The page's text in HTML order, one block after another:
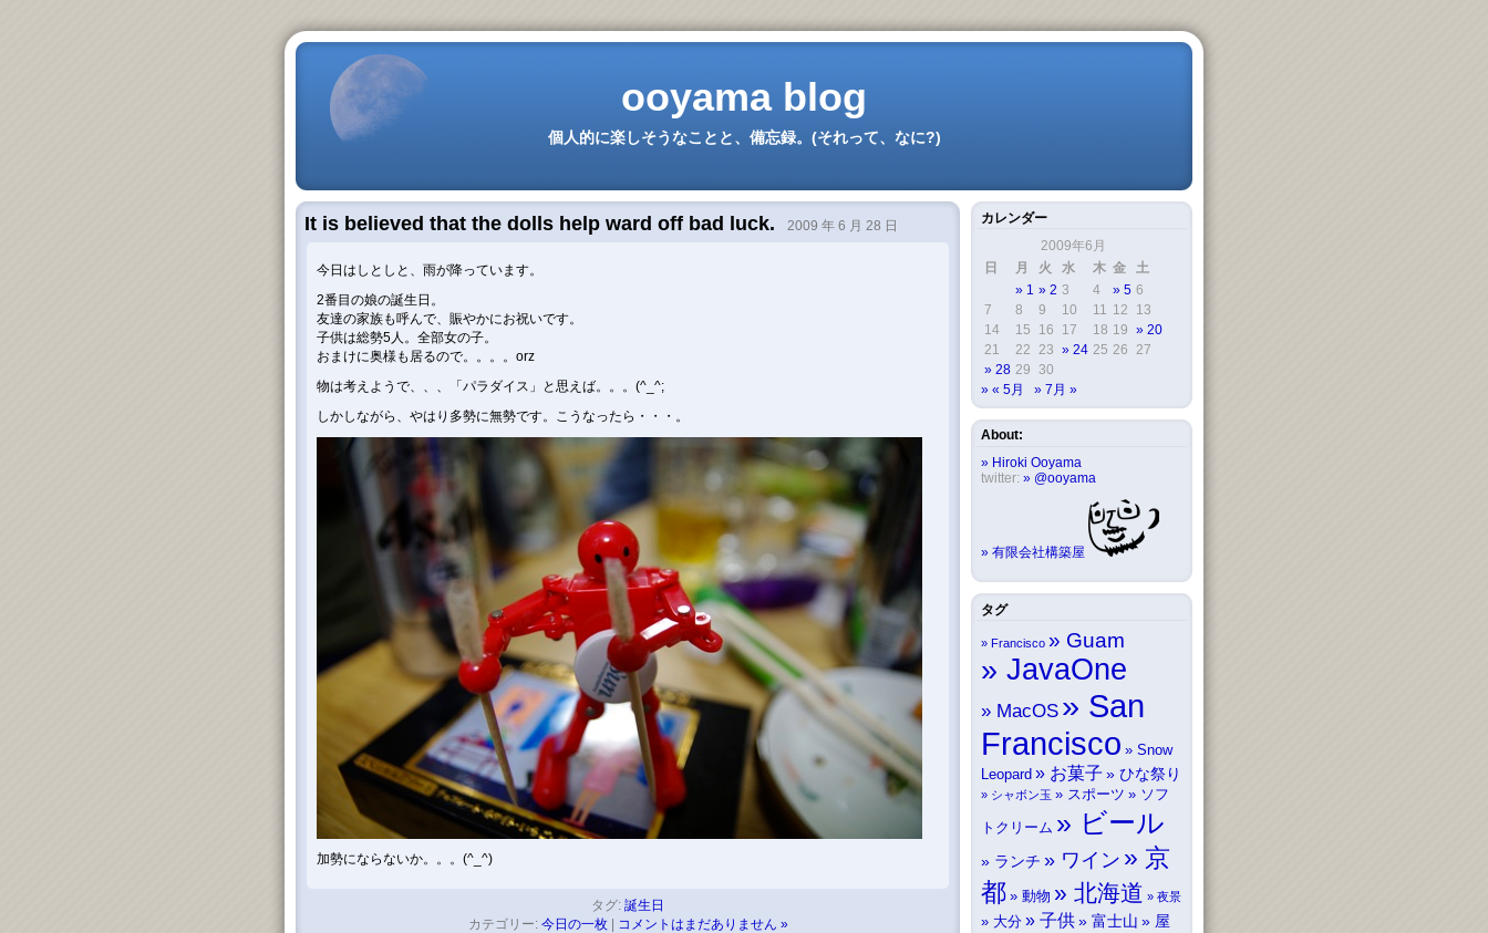
ooyama blog
個人的に楽しそうなことと、備忘録。(それって、なに?)
It is believed that the dolls help ward off bad luck. 2009 年 6 月 28 日
今日はしとしと、雨が降っています。
2番目の娘の誕生日。
友達の家族も呼んで、賑やかにお祝いです。
子供は総勢5人。全部女の子。
おまけに奥様も居るので。。。。orz
物は考えようで、、、「パラダイス」と思えば。。。(^_^;
しかしながら、やはり多勢に無勢です。こうなったら・・・。
加勢にならないか。。。(^_^)
タグ: 誕生日
カテゴリー: 今日の一枚| コメントはまだありません »
カレンダー
2009年6月
日
月 火 水 木 金
土
1
2 3 4 5 6
7
8 9 10 11 12
13
14
15 16 17 18 19
20
21
22 23 24 25 26 27
28 29 30
« 5月
7月 »
About:
Hiroki Ooyama
twitter:
@ooyama
有限会社構築屋
タグ
Francisco Guam
JavaOne
MacOS
San
Francisco
Snow
Leopard
お菓子 ひな祭り
シャボン玉 スポーツ ソフ
トクリーム ビール
ランチ ワイン
京
都
動物 北海道 夜景
大分 子供 富士山 屋